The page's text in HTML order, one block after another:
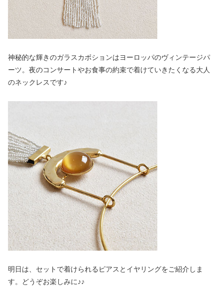
神秘的な輝きのガラスカボションはヨーロッパのヴィンテージパ
ーツ。夜のコンサートやお食事の約束で着けていきたくなる大人
のネックレスです♪
明日は、セットで着けられるピアスとイヤリングをご紹介しま
す。どうぞお楽しみに♪♪